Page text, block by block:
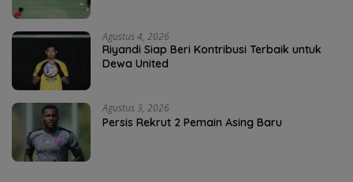
Agustus 4, 2026
Riyandi Siap Beri Kontribusi Terbaik untuk
Dewa United
Agustus 3, 2026
Persis Rekrut 2 Pemain Asing Baru